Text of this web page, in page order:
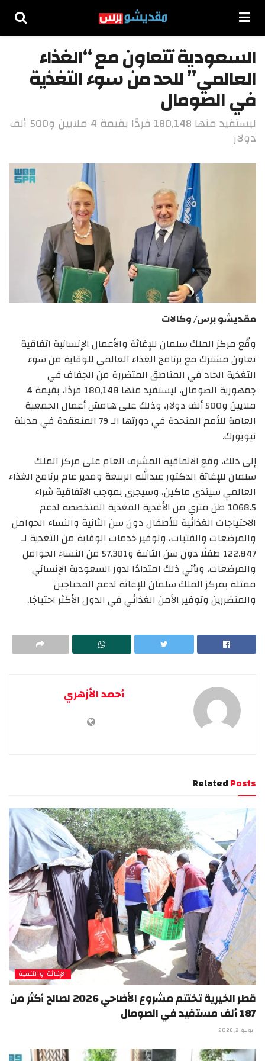
السعودية تتعاون مع “الغذاء
العالمي” للحد من سوء التغذية
في الصومال
ليستفيد منها 180,148 فردًا بقيمة 4 ملايين و500 ألف
دولار
مقديشو برس/ وكالات
وقّع مركز الملك سلمان للإغاثة والأعمال الإنسانية اتفاقية
تعاون مشترك مع برنامج الغذاء العالمي للوقاية من سوء
التغذية الحاد في المناطق المتضررة من الجفاف في
جمهورية الصومال، ليستفيد منها 180,148 فردًا، بقيمة 4
ملايين و500 ألف دولار، وذلك على هامش أعمال الجمعية
العامة للأمم المتحدة في دورتها الـ 79 المنعقدة في مدينة
نيويورك.
إلى ذلك، وقع الاتفاقية المشرف العام على مركز الملك
سلمان للإغاثة الدكتور عبدالله الربيعة ومدير عام برنامج الغذاء
العالمي سيندي ماكين، وسيجري بموجب الاتفاقية شراء
1068.5 طن متري من الأغذية المغذية المتخصصة لدعم
الاحتياجات الغذائية للأطفال دون سن الثانية والنساء الحوامل
والمرضعات والفتيات، وتوفير خدمات الوقاية من التغذية لـ
122.847 طفلًا دون سن الثانية و57.301 من النساء الحوامل
والمرضعات، ويأتي ذلك امتدادًا لدور السعودية الإنساني
ممثلة بمركز الملك سلمان للإغاثة لدعم المحتاجين
والمتضررين وتوفير الأمن الغذائي في الدول الأكثر احتياجًا.
أحمد الأزهري
RelatedPosts
الإغاثة والتنمية
قطر الخيرية تختتم مشروع الأضاحي 2026 لصالح أكثر من
187 ألف مستفيد في الصومال
يونيو 2, 2026